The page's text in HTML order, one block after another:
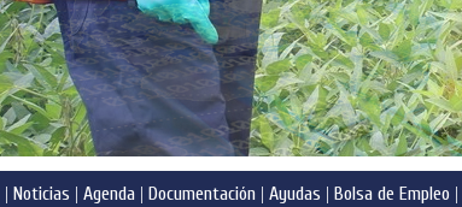
| Noticias | Agenda| Documentación| Ayudas | Bolsa de Empleo |